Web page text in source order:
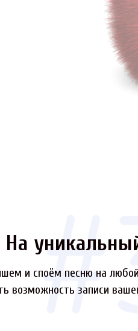
На
и споём песню на
возможность записи